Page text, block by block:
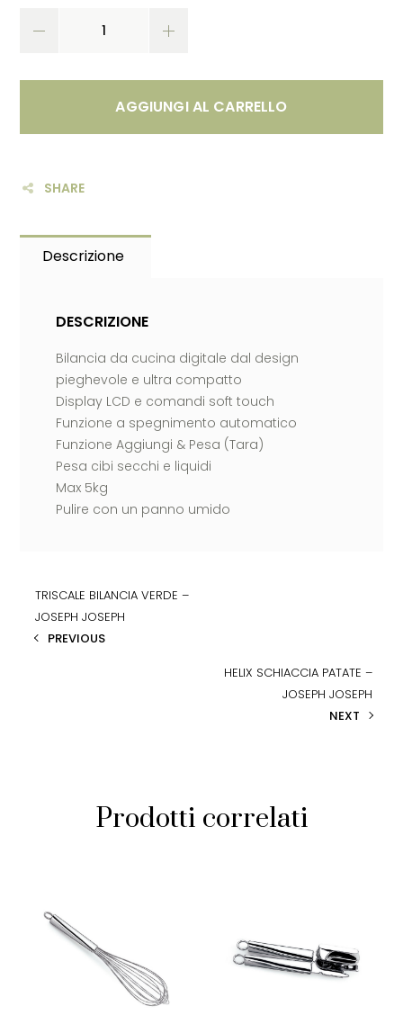
AGGIUNGI AL CARRELLO
SHARE
Descrizione
DESCRIZIONE
Bilancia da cucina digitale dal design
pieghevole e ultra compatto
Display LCD e comandi soft touch
Funzione a spegnimento automatico
Funzione Aggiungi & Pesa (Tara)
Pesa cibi secchi e liquidi
Max 5kg
Pulire con un panno umido
TRISCALE BILANCIA VERDE –
JOSEPH JOSEPH
PREVIOUS
HELIX SCHIACCIA PATATE –
JOSEPH JOSEPH
NEXT
Prodotti correlati